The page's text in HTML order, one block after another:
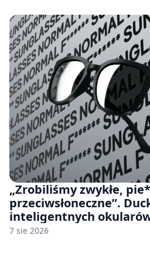
„Zrobiliśmy zwykłe,
przeciwsłoneczne”.
inteligentnych
7 sie 2026